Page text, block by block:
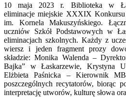
10 maja 2023 r. Biblioteka w
eliminacje miejskie XXXIX
im. Kornela Makuszyńskiego.
uczniów Szkół Podstawowych w
eliminacjach szkolnych. Każdy z
wiersz i jeden fragment prozy
składzie: Monika Walenda –
Bajka” w Łaskarzewie, Krystyna
Elżbieta Paśnicka – Kierownik
poszczególnych recytatorów, biorąc
interpretację utworów, kulturę słowa